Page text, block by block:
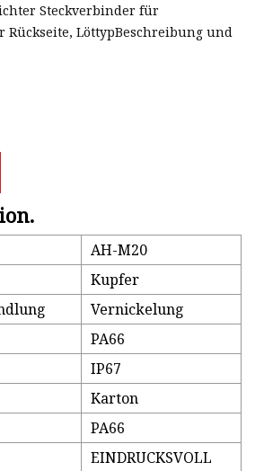
Steckverbinder für
Rückseite, LöttypBeschreibung und
AH-M20
Kupfer
Vernickelung
PA66
IP67
Karton
PA66
EINDRUCKSVOLL